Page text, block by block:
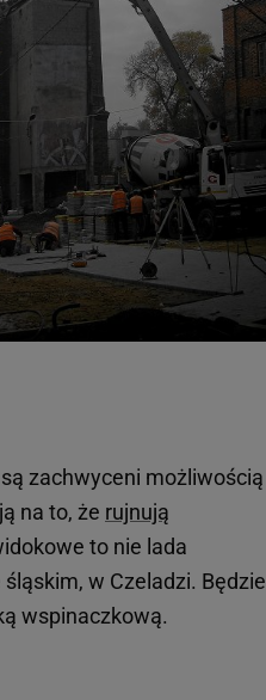
zachwyceni możliwością
na to, że rujnują
to nie lada
w Czeladzi. Będzie
wspinaczkową.